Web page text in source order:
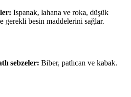
Ispanak, lahana ve roka, düşük
gerekli besin maddelerini sağlar.
sebzeler: Biber, patlıcan ve kabak.